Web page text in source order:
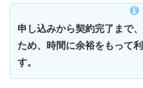
申し込みから契約完了まで
ため、時間に余裕をもって
す。